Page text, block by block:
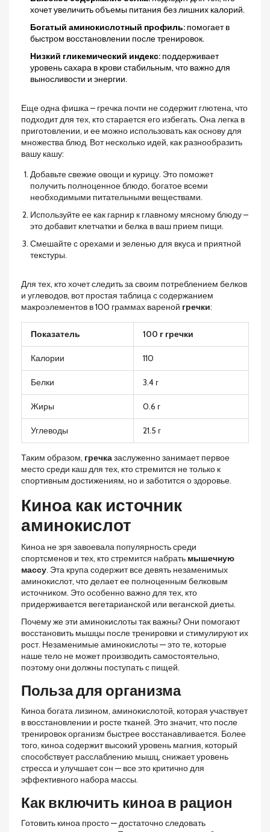
хочет увеличить объемы питания без лишних калорий.
Богатый аминокислотный профиль: помогает в
быстром восстановлении после тренировок.
Низкий гликемический индекс: поддерживает
уровень сахара в крови стабильным, что важно для
выносливости и энергии.
Еще одна фишка – гречка почти не содержит глютена, что
подходит для тех, кто старается его избегать. Она легка в
приготовлении, и ее можно использовать как основу для
множества блюд. Вот несколько идей, как разнообразить
вашу кашу:
Добавьте свежие овощи и курицу. Это поможет
получить полноценное блюдо, богатое всеми
необходимыми питательными веществами.
Используйте ее как гарнир к главному мясному блюду –
это добавит клетчатки и белка в ваш прием пищи.
Смешайте с орехами и зеленью для вкуса и приятной
текстуры.
Для тех, кто хочет следить за своим потреблением белков
и углеводов, вот простая таблица с содержанием
макроэлементов в 100 граммах вареной гречки:
Показатель 100 г гречки
Калории 110
Белки 3.4 г
Жиры 0.6 г
Углеводы 21.5 г
Таким образом, гречказаслуженно занимает первое
место среди каш для тех, кто стремится не только к
спортивным достижениям, но и заботится о здоровье.
Киноа как источник
аминокислот
Киноа не зря завоевала популярность среди
спортсменов и тех, кто стремится набрать мышечную
массу. Эта крупа содержит все девять незаменимых
аминокислот, что делает ее полноценным белковым
источником. Это особенно важно для тех, кто
придерживается вегетарианской или веганской диеты.
Почему же эти аминокислоты так важны? Они помогают
восстановить мышцы после тренировки и стимулируют их
рост. Незаменимые аминокислоты — это те, которые
наше тело не может производить самостоятельно,
поэтому они должны поступать с пищей.
Польза для организма
Киноа богата лизином, аминокислотой, которая участвует
в восстановлении и росте тканей. Это значит, что после
тренировок организм быстрее восстанавливается. Более
того, киноа содержит высокий уровень магния, который
способствует расслаблению мышц, снижает уровень
стресса и улучшает сон — все это критично для
эффективного набора массы.
Как включить киноа в рацион
Готовить киноа просто — достаточно следовать